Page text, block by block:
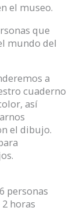
el museo.
que
mundo del
a
cuaderno
así
el dibujo.
personas
horas